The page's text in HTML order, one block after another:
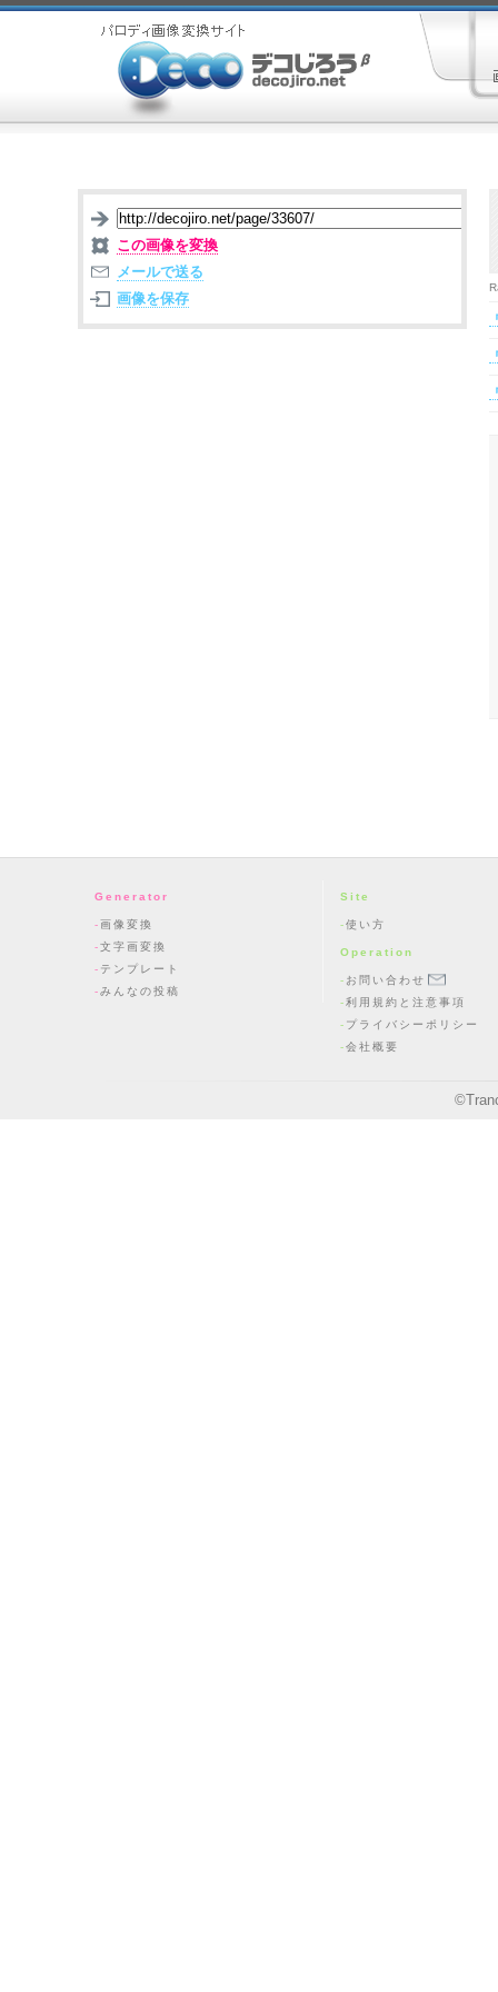
この画像を変換
メールで送る
画像を保存
Generator
画像変換
文字画変換
テンプレート
みんなの投稿
Site
使い方
Operation
お問い合わせ
利用規約と注意事項
プライバシーポリシー
会社概要
©